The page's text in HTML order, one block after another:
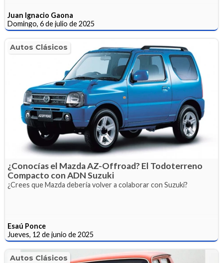
Juan Ignacio Gaona
Domingo, 6 de julio de 2025
Autos Clásicos
¿Conocías el Mazda AZ-Offroad? El Todoterreno
Compacto con ADN Suzuki
¿Crees que Mazda debería volver a colaborar con Suzuki?
Esaú Ponce
Jueves, 12 de junio de 2025
Autos Clásicos